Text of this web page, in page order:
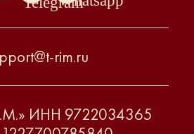
rim.ru
ИНН 9722034365